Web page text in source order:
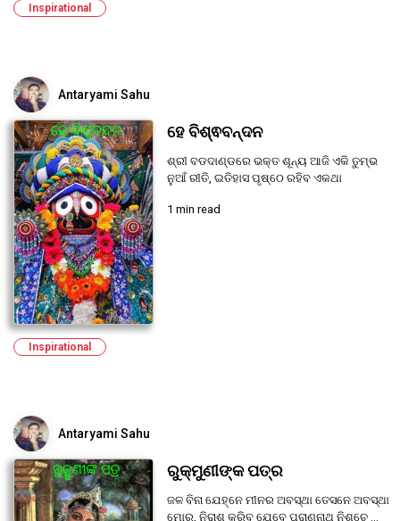
Inspirational
Antaryami Sahu
ହେ ବିଶ୍ଵବନ୍ଦନ
ଶ୍ରୀ ବଡଦାଣ୍ଡରେ ଭକ୍ତ ଶୂନ୍ୟ ଆଜି ଏକି ତୁମ୍ଭ
ନୁଆଁ ରୀତି, ଇତିହାସ ପୃଷ୍ଠେ ରହିବ ଏକଥା
1 min read
Inspirational
Antaryami Sahu
ରୁକ୍ମୁଣୀଙ୍କ ପତ୍ର
ଜଳ ବିନା ଯେହ୍ନେ ମୀନର ଅବସ୍ଥା ତେସନେ ଅବସ୍ଥା
ମୋର, ନିରାଶ କରିବ ଯେବେ ପ୍ରାଣନାଥ ନିଶ୍ଚେ ...